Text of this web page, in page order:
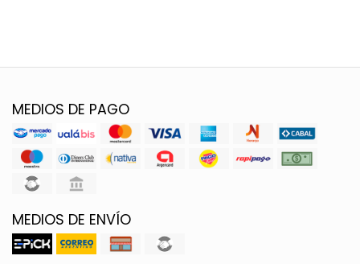
MEDIOS DE PAGO
MEDIOS DE ENVÍO